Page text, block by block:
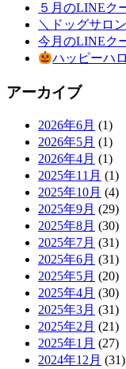
５月のLINEク
＼ドッグサロ
今月のLINEク
ハッピーハ
アーカイブ
2026年6月 (1)
2026年5月 (1)
2026年4月 (1)
2025年11月 (1)
2025年10月 (4)
2025年9月 (29)
2025年8月 (30)
2025年7月 (31)
2025年6月 (31)
2025年5月 (20)
2025年4月 (30)
2025年3月 (31)
2025年2月 (21)
2025年1月 (27)
2024年12月 (31)